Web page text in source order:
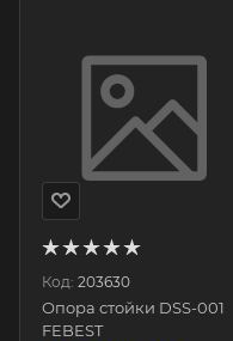
Код: 203630
Опора стойки DSS-001
FEBEST